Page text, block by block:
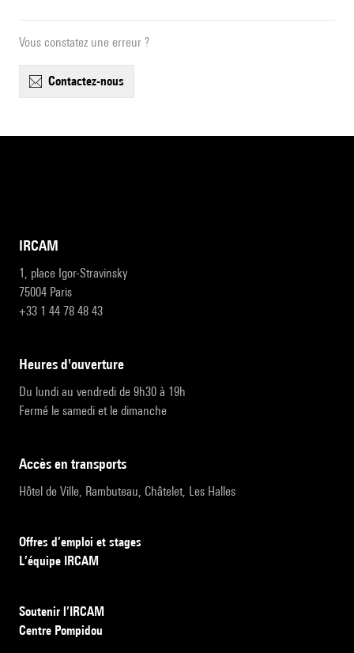
Vous constatez une erreur ?
contactez-nous
IRCAM
1, place Igor-Stravinsky
75004 Paris
+33 1 44 78 48 43
heures d'ouverture
Du lundi au vendredi de 9h30 à 19h
Fermé le samedi et le dimanche
accès en transports
Hôtel de Ville, Rambuteau, Châtelet, Les Halles
Offres d’emploi et stages
L’équipe IRCAM
Soutenir l’IRCAM
Centre Pompidou